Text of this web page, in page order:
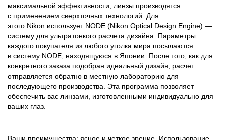
максимальной эффективности, линзы производятся
с применением сверхточных технологий. Для
этого Nikon использует NODE (Nikon Optical Design Engine) —
систему для ультратонкого расчета дизайна. Параметры
каждого покупателя из любого уголка мира посылаются
в систему NODE, находящуюся в Японии. После того, как для
конкретного заказа подобран идеальный дизайн, расчет
отправляется обратно в местную лабораторию для
последующего производства. Эта программа позволяет
обеспечить вас линзами, изготовленными индивидуально для
ваших глаз.